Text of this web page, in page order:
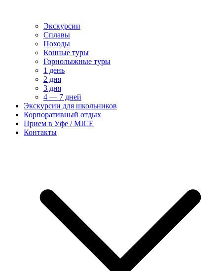
Экскурсии
Сплавы
Походы
Конные туры
Горнолыжные туры
1 день
2 дня
3 дня
4 — 7 дней
Экскурсии для школьников
Корпоративный отдых
Прием в Уфе / MICE
Контакты